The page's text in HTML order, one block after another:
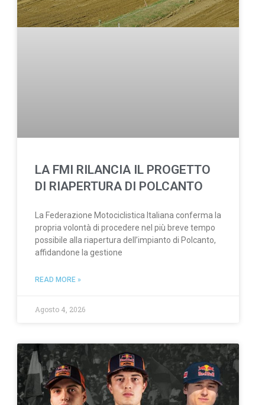
LA FMI RILANCIA IL PROGETTO
DI RIAPERTURA DI POLCANTO
La Federazione Motociclistica Italiana conferma la
propria volontà di procedere nel più breve tempo
possibile alla riapertura dell’impianto di Polcanto,
affidandone la gestione
READ MORE »
Agosto 4, 2026